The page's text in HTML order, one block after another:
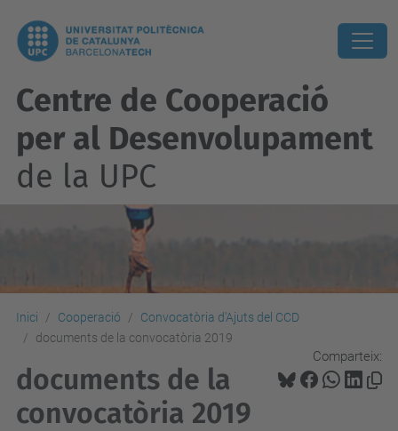
Centre de Cooperació
per al Desenvolupament
de la UPC
Inici Cooperació
Convocatòria d'Ajuts del CCD
documents de la convocatòria 2019
Comparteix:
documents de la
convocatòria 2019